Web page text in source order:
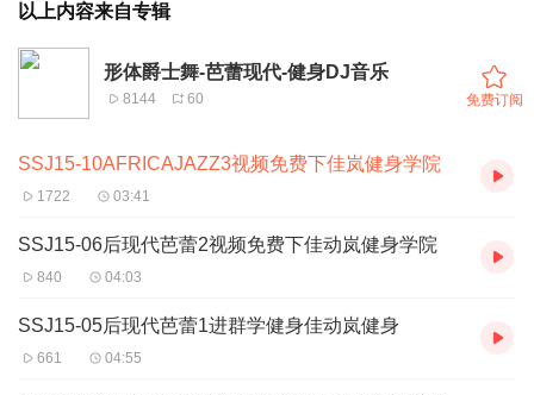
以上内容来自专辑
形体爵士舞-芭蕾现代-健身DJ音乐
8144 60 免费订阅
SSJ15-10AFRICAJAZZ3视频免费下佳岚健身学院
1722 03:41
SSJ15-06后现代芭蕾2视频免费下佳动岚健身学院
840 04:03
SSJ15-05后现代芭蕾1进群学健身佳动岚健身
661 04:55